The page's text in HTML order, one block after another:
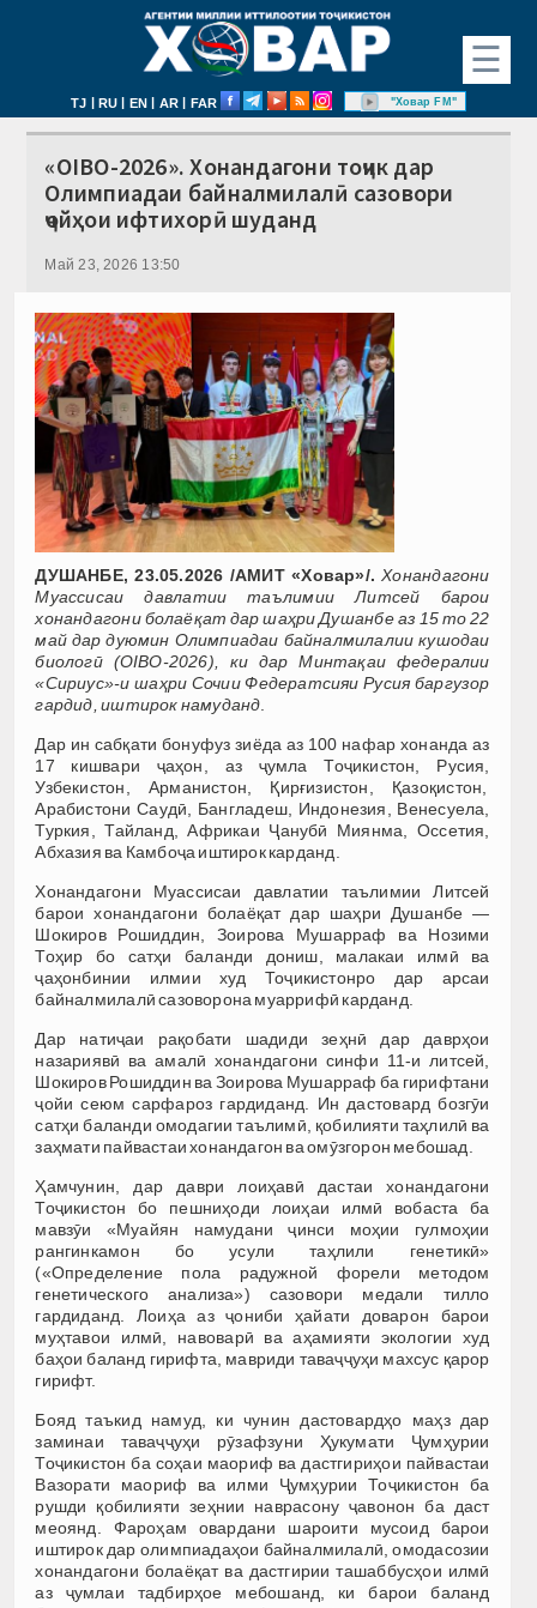
☰
TJ | RU | EN | AR | FAR "Ховар FM"
«OIBO-2026». Хонандагони тоҷик дар
Олимпиадаи байналмилалӣ сазовори
ҷойҳои ифтихорӣ шуданд
Май 23, 2026 13:50
ДУШАНБЕ, 23.05.2026 /АМИТ «Ховар»/. Хонандагони
Муассисаи давлатии таълимии Литсей барои
хонандагони болаёқат дар шаҳри Душанбе аз 15 то 22
май дар дуюмин Олимпиадаи байналмилалии кушодаи
биологӣ (OIBO-2026), ки дар Минтақаи федералии
«Сириус»-и шаҳри Сочии Федератсияи Русия баргузор
гардид, иштирок намуданд
Дар ин сабқати бонуфуз зиёда аз 100 нафар хонанда аз
17 кишвари ҷаҳон, аз ҷумла Тоҷикистон, Русия,
Узбекистон, Арманистон, Қирғизистон, Қазоқистон,
Арабистони Саудӣ, Бангладеш, Индонезия, Венесуела,
Туркия, Тайланд, Африкаи Ҷанубӣ Миянма, Оссетия,
Абхазия ва Камбоҷа иштирок карданд.
Хонандагони Муассисаи давлатии таълимии Литсей
барои хонандагони болаёқат дар шаҳри Душанбе —
Шокиров Рошиддин, Зоирова Мушарраф ва Нозими
Тоҳир бо сатҳи баланди дониш, малакаи илмӣ ва
ҷаҳонбинии илмии худ Тоҷикистонро дар арсаи
байналмилалӣ сазоворона муаррифӣ карданд.
Дар натиҷаи рақобати шадиди зеҳнӣ дар даврҳои
назариявӣ ва амалӣ хонандагони синфи 11-и литсей,
Шокиров Рошиддин ва Зоирова Мушарраф ба гирифтани
ҷойи сеюм сарфароз гардиданд. Ин дастовард бозгӯи
сатҳи баланди омодагии таълимӣ, қобилияти таҳлилӣ ва
заҳмати пайвастаи хонандагон ва омӯзгорон мебошад.
Ҳамчунин, дар даври лоиҳавӣ дастаи хонандагони
Тоҷикистон бо пешниҳоди лоиҳаи илмӣ вобаста ба
мавзӯи «Муайян намудани ҷинси моҳии гулмоҳии
рангинкамон бо усули таҳлили генетикӣ»
(«Определение пола радужной форели методом
генетического анализа») сазовори медали тилло
гардиданд. Лоиҳа аз ҷониби ҳайати доварон барои
муҳтавои илмӣ, навоварӣ ва аҳамияти экологии худ
баҳои баланд гирифта, мавриди таваҷҷуҳи махсус қарор
гирифт.
Бояд таъкид намуд, ки чунин дастовардҳо маҳз дар
заминаи таваҷҷуҳи рӯзафзуни Ҳукумати Ҷумҳурии
Тоҷикистон ба соҳаи маориф ва дастгириҳои пайвастаи
Вазорати маориф ва илми Ҷумҳурии Тоҷикистон ба
рушди қобилияти зеҳнии наврасону ҷавонон ба даст
меоянд. Фароҳам овардани шароити мусоид барои
иштирок дар олимпиадаҳои байналмилалӣ, омодасозии
хонандагони болаёқат ва дастгирии ташаббусҳои илмӣ
аз ҷумлаи тадбирҳое мебошанд, ки барои баланд